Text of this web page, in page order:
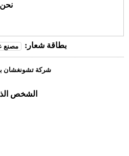
نحن
بطاقة شعار: مصنع
شركة تشونغشان
الشخص